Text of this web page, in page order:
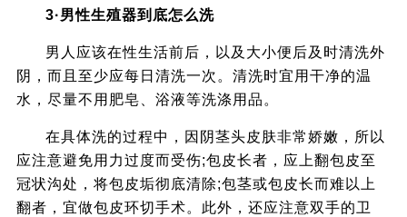
3·男性生殖器到底怎么洗
男人应该在性生活前后，以及大小便后及时清洗外
阴，而且至少应每日清洗一次。清洗时宜用干净的温
水，尽量不用肥皂、浴液等洗涤用品。
在具体洗的过程中，因阴茎头皮肤非常娇嫩，所以
应注意避免用力过度而受伤;包皮长者，应上翻包皮至
冠状沟处，将包皮垢彻底清除;包茎或包皮长而难以上
翻者，宜做包皮环切手术。此外，还应注意双手的卫